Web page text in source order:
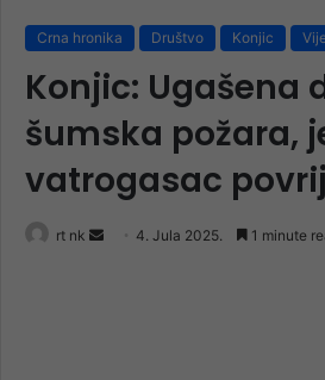
Crna hronika Društvo Konjic
Konjic: Ugašena
šumska požara,
vatrogasac
rt nk
Send 4. Jula 2025. 1 minute